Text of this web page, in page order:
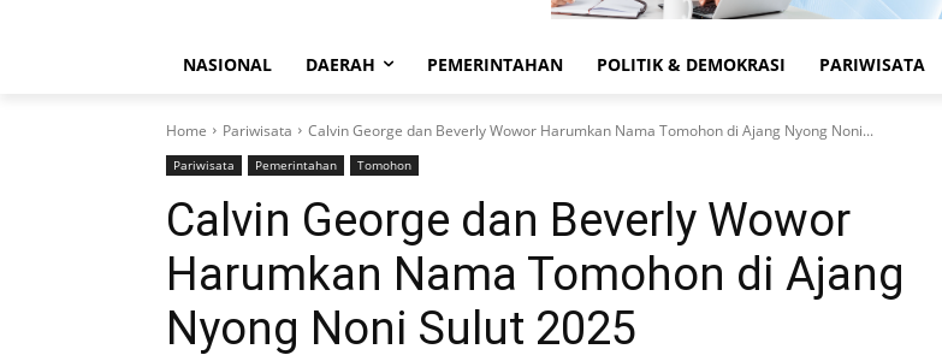
NASIONAL DAERAH PEMERINTAHAN POLITIK & DEMOKRASI PARIWISATA
Home Pariwisata Calvin George dan Beverly Wowor Harumkan Nama Tomohon di Ajang Nyong Noni...
Pariwisata Pemerintahan Tomohon
Calvin George dan Beverly Wowor
Harumkan Nama Tomohon di Ajang
Nyong Noni Sulut 2025